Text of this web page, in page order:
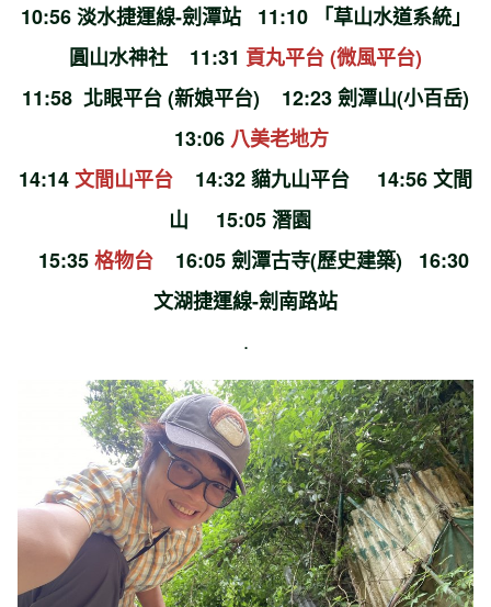
10:56 淡水捷運線-劍潭站 11:10 「草山水道系統」
圓山水神社 11:31 貢丸平台 (微風平台)
11:58 北眼平台 (新娘平台) 12:23 劍潭山(小百岳)
13:06 八美老地方
14:14文間山平台
14:32 貓九山平台 14:56 文間
山
15:05 潛園
15:35格物台 16:05 劍潭古寺(歷史建築) 16:30
文湖捷運線-劍南路站
.